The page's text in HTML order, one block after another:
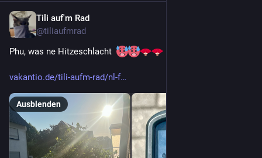
Tili auf'm Rad
@tiliaufmrad
Phu, was ne Hitzeschlacht
vakantio.de/tili-aufm-rad/nl-f
Ausblenden